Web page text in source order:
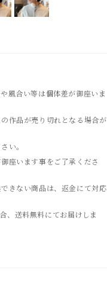
風合い等は個体差が御座いま
作品が売り切れとなる場合が
い。
座います事をご了承くださ
きない商品は、返金にて対応
、送料無料にてお届けしま